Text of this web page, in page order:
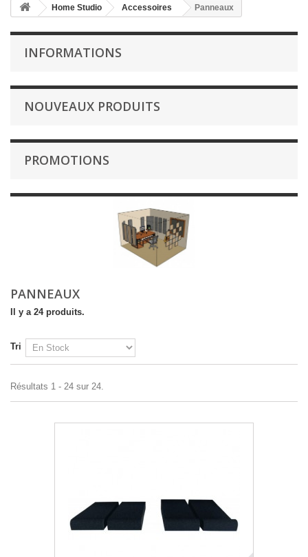
Home Studio Accessoires Panneaux
INFORMATIONS
NOUVEAUX PRODUITS
PROMOTIONS
PANNEAUX
Il y a 24 produits.
Tri
Résultats 1 - 24 sur 24.